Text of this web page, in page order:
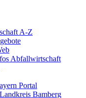
A-Z
Abfallwirtschaft
Portal
Bamberg